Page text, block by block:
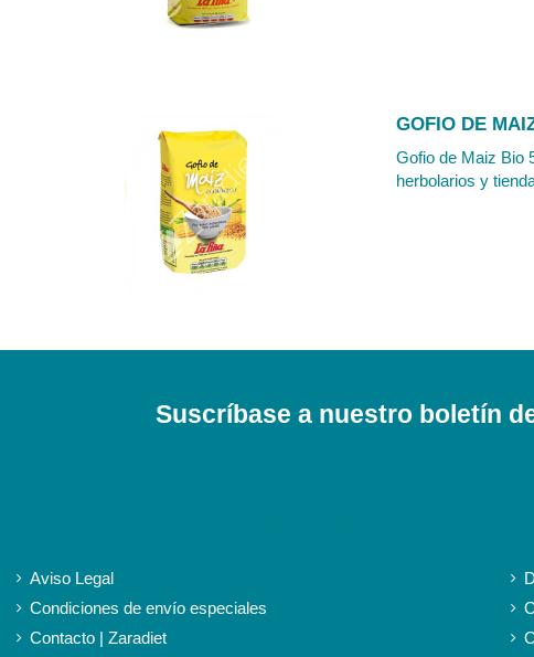
GOFIO DE
Gofio de Maiz Bio
herbolarios y
Suscríbase a nuestro boletín
Aviso Legal
Condiciones de envío especiales
Contacto | Zaradiet